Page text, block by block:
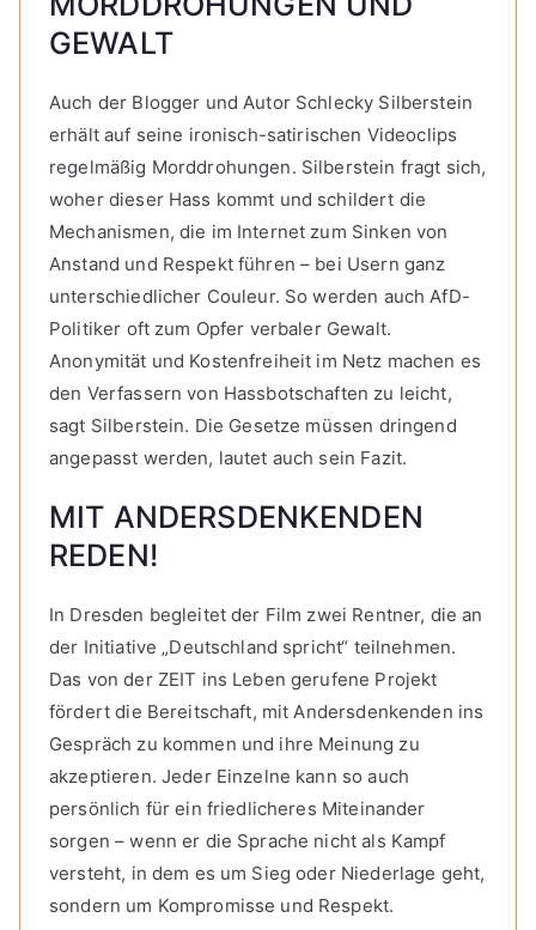
GEWALT
Auch der Blogger und Autor Schlecky Silberstein
erhält auf seine ironisch-satirischen Videoclips
regelmäßig Morddrohungen. Silberstein fragt sich,
woher dieser Hass kommt und schildert die
Mechanismen, die im Internet zum Sinken von
Anstand und Respekt führen – bei Usern ganz
unterschiedlicher Couleur. So werden auch AfD-
Politiker oft zum Opfer verbaler Gewalt.
Anonymität und Kostenfreiheit im Netz machen es
den Verfassern von Hassbotschaften zu leicht,
sagt Silberstein. Die Gesetze müssen dringend
angepasst werden, lautet auch sein Fazit.
MIT ANDERSDENKENDEN
REDEN!
In Dresden begleitet der Film zwei Rentner, die an
der Initiative „Deutschland spricht“ teilnehmen.
Das von der ZEIT ins Leben gerufene Projekt
fördert die Bereitschaft, mit Andersdenkenden ins
Gespräch zu kommen und ihre Meinung zu
akzeptieren. Jeder Einzelne kann so auch
persönlich für ein friedlicheres Miteinander
sorgen – wenn er die Sprache nicht als Kampf
versteht, in dem es um Sieg oder Niederlage geht,
sondern um Kompromisse und Respekt.